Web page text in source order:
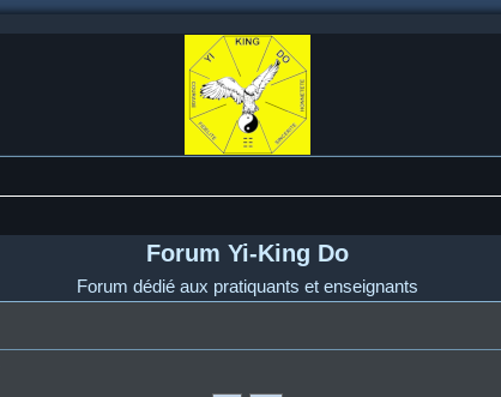
Forum Yi-King Do
Forum dédié aux pratiquants et enseignants